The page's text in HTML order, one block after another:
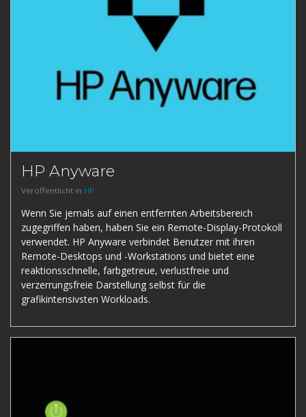
HP Anyware
Veröffentlicht in HP
Wenn Sie jemals auf einen entfernten Arbeitsbereich
zugegriffen haben, haben Sie ein Remote-Display-Protokoll
verwendet. HP Anyware verbindet Benutzer mit ihren
Remote-Desktops und -Workstations und bietet eine
reaktionsschnelle, farbgetreue, verlustfreie und
verzerrungsfreie Darstellung selbst für die
grafikintensivsten Workloads.